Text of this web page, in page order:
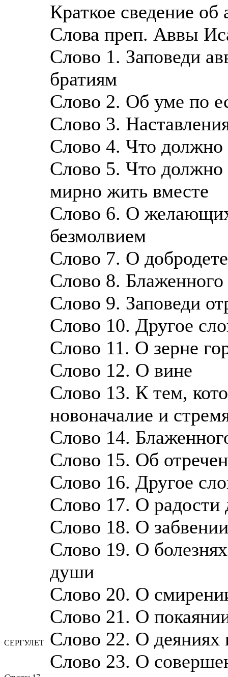
СЕРГУЛЕТ
Краткое сведение
Слова преп. Аввы
Слово 1. Заповеди
братиям
Слово 2. Об уме по
Слово 3.
Слово 4. Что должно
Слово 5. Что должно
мирно жить вместе
Слово 6. О
безмолвием
Слово 7. О
Слово 8.
Слово 9. Заповеди
Слово 10. Другое
Слово 11. О зерне
Слово 12. О вине
Слово 13. К тем,
новоначалие и
Слово 14.
Слово 15. Об
Слово 16. Другое
Слово 17. О
Слово 18. О
Слово 19. О
души
Слово 20. О
Слово 21. О
Слово 22. О деяниях
Слово 23. О